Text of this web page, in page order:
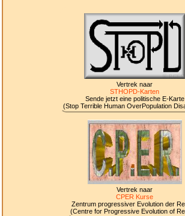
Vertrek naar
STHOPD-Karten
Sende jetzt eine politische E-Karte
(Stop Terrible Human OverPopulation
Vertrek naar
CPER Kurse
Zentrum progressiver Evolution der
(Centre for Progressive Evolution of